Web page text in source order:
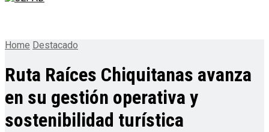
Home Destacado
Ruta Raíces Chiquitanas avanza
en su gestión operativa y
sostenibilidad turística